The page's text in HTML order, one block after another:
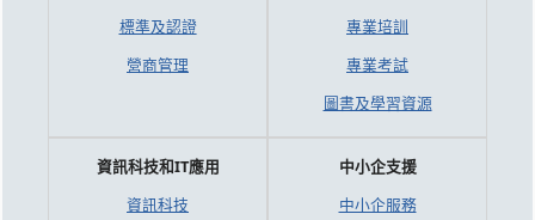
標準及認證
營商管理
專業培訓
專業考試
圖書及學習資源
資訊科技和IT應用
資訊科技
中小企支援
中小企服務